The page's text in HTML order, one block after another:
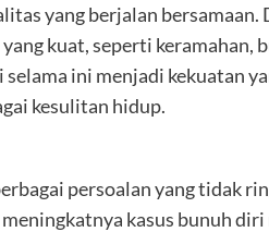
yang berjalan bersamaan.
kuat, seperti keramahan,
ini menjadi kekuatan
kesulitan hidup.
persoalan yang tidak
kasus bunuh